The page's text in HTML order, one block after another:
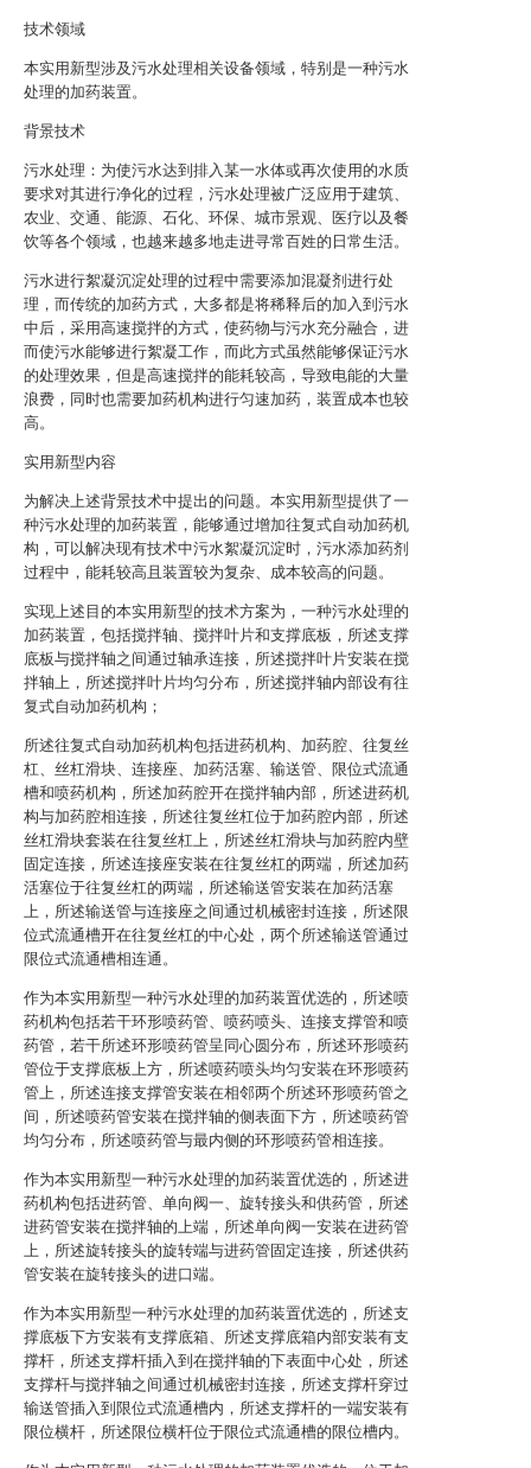
技术领域
本实用新型涉及污水处理相关设备领域，特别是一种污水
处理的加药装置。
背景技术
污水处理：为使污水达到排入某一水体或再次使用的水质
要求对其进行净化的过程，污水处理被广泛应用于建筑、
农业、交通、能源、石化、环保、城市景观、医疗以及餐
饮等各个领域，也越来越多地走进寻常百姓的日常生活。
污水进行絮凝沉淀处理的过程中需要添加混凝剂进行处
理，而传统的加药方式，大多都是将稀释后的加入到污水
中后，采用高速搅拌的方式，使药物与污水充分融合，进
而使污水能够进行絮凝工作，而此方式虽然能够保证污水
的处理效果，但是高速搅拌的能耗较高，导致电能的大量
浪费，同时也需要加药机构进行匀速加药，装置成本也较
高。
实用新型内容
为解决上述背景技术中提出的问题。本实用新型提供了一
种污水处理的加药装置，能够通过增加往复式自动加药机
构，可以解决现有技术中污水絮凝沉淀时，污水添加药剂
过程中，能耗较高且装置较为复杂、成本较高的问题。
实现上述目的本实用新型的技术方案为，一种污水处理的
加药装置，包括搅拌轴、搅拌叶片和支撑底板，所述支撑
底板与搅拌轴之间通过轴承连接，所述搅拌叶片安装在搅
拌轴上，所述搅拌叶片均匀分布，所述搅拌轴内部设有往
复式自动加药机构；
所述往复式自动加药机构包括进药机构、加药腔、往复丝
杠、丝杠滑块、连接座、加药活塞、输送管、限位式流通
槽和喷药机构，所述加药腔开在搅拌轴内部，所述进药机
构与加药腔相连接，所述往复丝杠位于加药腔内部，所述
丝杠滑块套装在往复丝杠上，所述丝杠滑块与加药腔内壁
固定连接，所述连接座安装在往复丝杠的两端，所述加药
活塞位于往复丝杠的两端，所述输送管安装在加药活塞
上，所述输送管与连接座之间通过机械密封连接，所述限
位式流通槽开在往复丝杠的中心处，两个所述输送管通过
限位式流通槽相连通。
作为本实用新型一种污水处理的加药装置优选的，所述喷
药机构包括若干环形喷药管、喷药喷头、连接支撑管和喷
药管，若干所述环形喷药管呈同心圆分布，所述环形喷药
管位于支撑底板上方，所述喷药喷头均匀安装在环形喷药
管上，所述连接支撑管安装在相邻两个所述环形喷药管之
间，所述喷药管安装在搅拌轴的侧表面下方，所述喷药管
均匀分布，所述喷药管与最内侧的环形喷药管相连接。
作为本实用新型一种污水处理的加药装置优选的，所述进
药机构包括进药管、单向阀一、旋转接头和供药管，所述
进药管安装在搅拌轴的上端，所述单向阀一安装在进药管
上，所述旋转接头的旋转端与进药管固定连接，所述供药
管安装在旋转接头的进口端。
作为本实用新型一种污水处理的加药装置优选的，所述支
撑底板下方安装有支撑底箱、所述支撑底箱内部安装有支
撑杆，所述支撑杆插入到在搅拌轴的下表面中心处，所述
支撑杆与搅拌轴之间通过机械密封连接，所述支撑杆穿过
输送管插入到限位式流通槽内，所述支撑杆的一端安装有
限位横杆，所述限位横杆位于限位式流通槽的限位槽内。